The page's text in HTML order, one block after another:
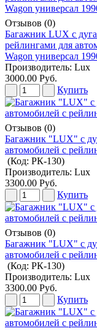
Отзывов (0)
Багажник LUX с
рейлингами для
Wagon универсал
Производитель: Lux
3000.00 Руб.
Купить
Отзывов (0)
Багажник "LUX" с
автомобилей с
(Код: РК-130)
Производитель: Lux
3300.00 Руб.
Купить
Отзывов (0)
Багажник "LUX" с
автомобилей с
(Код: РК-130)
Производитель: Lux
3300.00 Руб.
Купить